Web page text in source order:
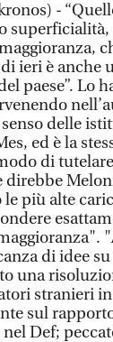
-
ieri è anche
paese”. Lo
senso delle
ed è la
di
direbbe
le più alte
di idee
una
stranieri
sul
Def;